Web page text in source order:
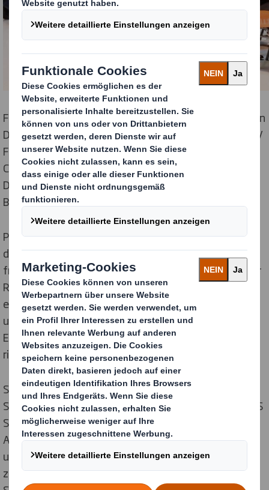
Feierliche Eröffnung des fünften PackRight Centres von
DS Smith in der Region Deutschland und Schweiz: Per V
Frederiksen, Managing Director und Stefan Eller,
Customer Excellence Director, beide DS Smith Region
Deutschland und Schweiz, beim Durchschneiden des
Bandes.
Per V Frederiksen, Managing Director bei DS Smith in
der Region Deutschland und Schweiz, betonte: „Ich
freue mich sehr, erneut ein PackRight Centre in unserer
Region zu eröffnen. Die Resonanz unserer Kunden ist
extrem positiv und bestärkt uns darin, dass wir mit
unserem in der Branche einzigartigen Konzept zur
Erhöhung der Wertschöpfung unserer Kunden auf dem
richtigen Weg sind.“
Stefan Eller, Customer Excellence Director bei DS
Smith, hob hervor: „In den Workshops, die in unseren DS
Smith PackRight Centren stattfinden, kommen
Ansprechpartner aus unterschiedlichen Bereichen bei
unseren Kunden mit Designern von DS Smith
zusammen. So werden nicht nur alle Bereiche des